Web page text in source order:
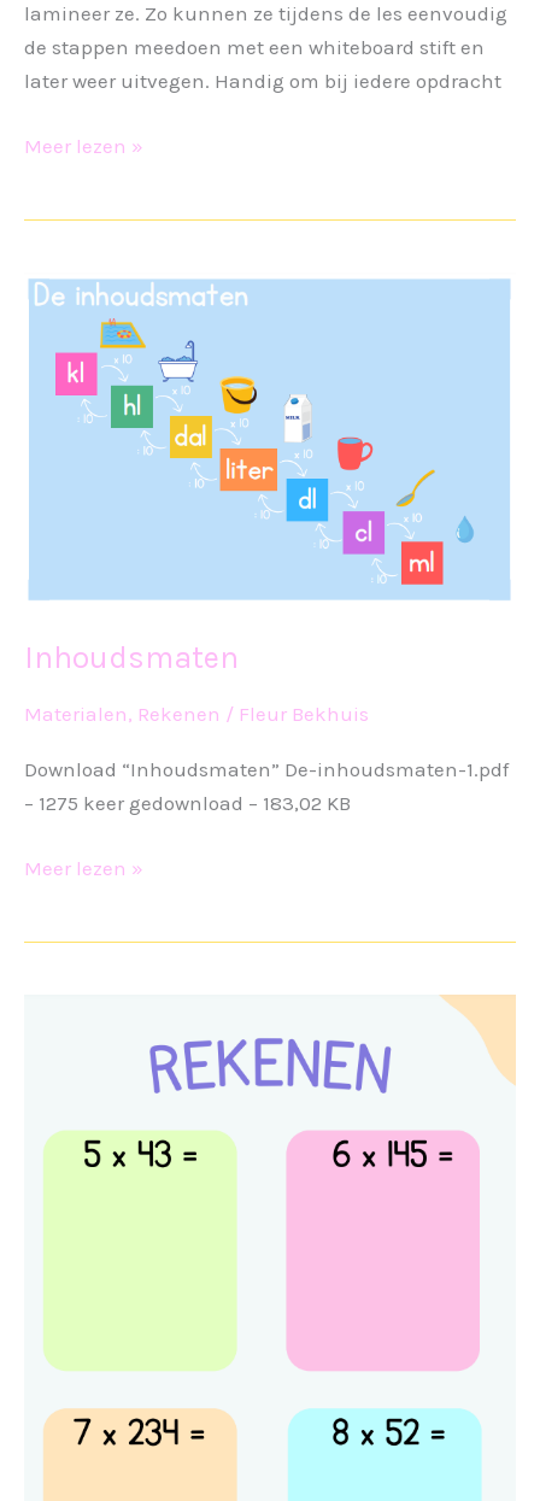
lamineer ze. Zo kunnen ze tijdens de les eenvoudig
de stappen meedoen met een whiteboard stift en
later weer uitvegen. Handig om bij iedere opdracht
Metriekstelsel
Meer lezen »
Inhoudsmaten
Materialen, Rekenen / Fleur Bekhuis
Download “Inhoudsmaten” De-inhoudsmaten-1.pdf
– 1275 keer gedownload – 183,02 KB
Inhoudsmaten
Meer lezen »